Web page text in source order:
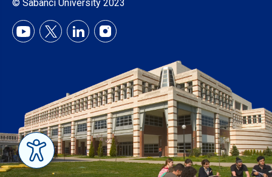
© Sabancı University 2023